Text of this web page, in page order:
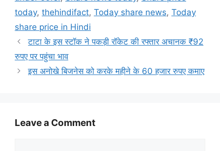
today, thehindifact, Today share news, Today
share price in Hindi
टाटा के इस स्टॉक ने पकड़ी रॉकेट की रफ्तार अचानक ₹92
रुपए पर पहुंचा भाव
इस अनोखे बिजनेस को करके महीने के 60 हजार रुपए कमाए
Leave a Comment